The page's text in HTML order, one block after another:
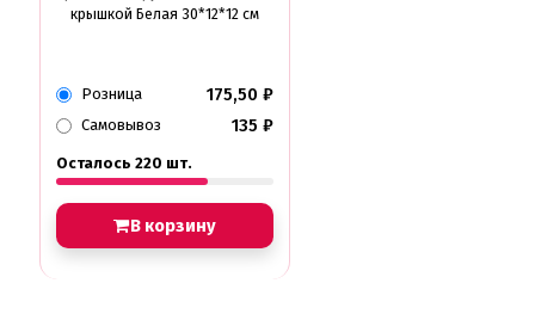
крышкой Белая 30*12*12 см
Розница 175,50 ₽
Самовывоз 135 ₽
Осталось 220 шт.
В корзину